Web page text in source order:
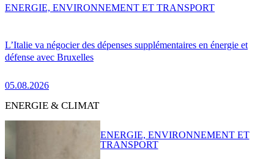
L’Italie va négocier des dépenses supplémentaires en énergie et
défense avec Bruxelles
05.08.2026
ENERGIE, ENVIRONNEMENT ET TRANSPORT
ENERGIE & CLIMAT
ENERGIE, ENVIRONNEMENT ET
TRANSPORT